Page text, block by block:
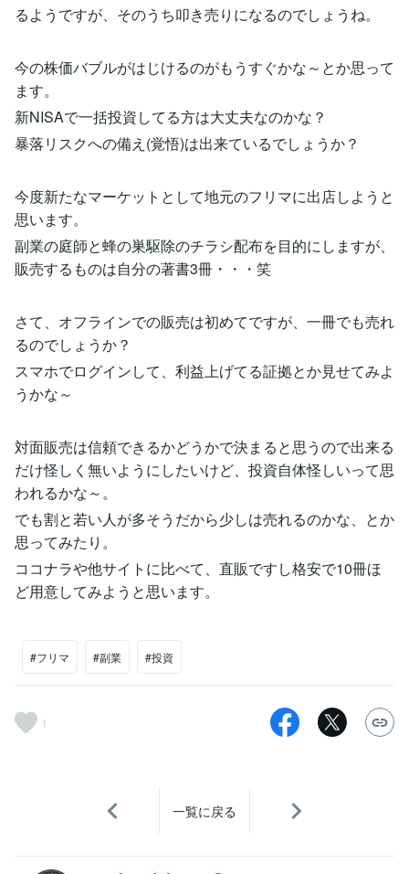
るようですが、そのうち叩き売りになるのでしょうね。
今の株価バブルがはじけるのがもうすぐかな～とか思って
ます。
新NISAで一括投資してる方は大丈夫なのかな？
暴落リスクへの備え(覚悟)は出来ているでしょうか？
今度新たなマーケットとして地元のフリマに出店しようと
思います。
副業の庭師と蜂の巣駆除のチラシ配布を目的にしますが、
販売するものは自分の著書3冊・・・笑
さて、オフラインでの販売は初めてですが、一冊でも売れ
るのでしょうか？
スマホでログインして、利益上げてる証拠とか見せてみよ
うかな～
対面販売は信頼できるかどうかで決まると思うので出来る
だけ怪しく無いようにしたいけど、投資自体怪しいって思
われるかな～。
でも割と若い人が多そうだから少しは売れるのかな、とか
思ってみたり。
ココナラや他サイトに比べて、直販ですし格安で10冊ほ
ど用意してみようと思います。
#フリマ #副業 #投資
1
一覧に戻る